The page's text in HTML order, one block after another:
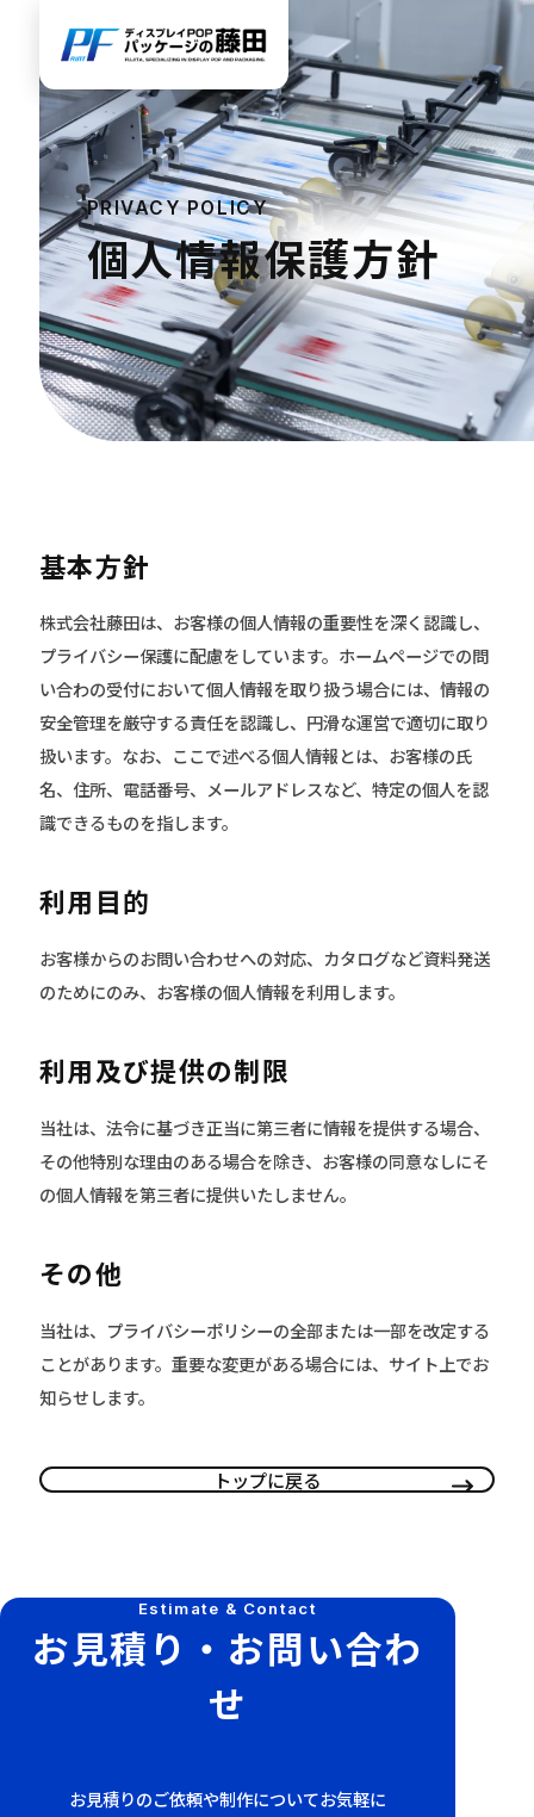
PRIVACY POLICY
個人情報保護方針
基本方針
株式会社藤田は、お客様の個人情報の重要性を深く認識し、
プライバシー保護に配慮をしています。ホームページでの問
い合わの受付において個人情報を取り扱う場合には、情報の
安全管理を厳守する責任を認識し、円滑な運営で適切に取り
扱います。なお、ここで述べる個人情報とは、お客様の氏
名、住所、電話番号、メールアドレスなど、特定の個人を認
識できるものを指します。
利用目的
お客様からのお問い合わせへの対応、カタログなど資料発送
のためにのみ、お客様の個人情報を利用します。
利用及び提供の制限
当社は、法令に基づき正当に第三者に情報を提供する場合、
その他特別な理由のある場合を除き、お客様の同意なしにそ
の個人情報を第三者に提供いたしません。
その他
当社は、プライバシーポリシーの全部または一部を改定する
ことがあります。重要な変更がある場合には、サイト上でお
知らせします。
トップに戻る
Estimate & Contact
お見積り・お問い合わ
せ
お見積りのご依頼や制作についてお気軽に